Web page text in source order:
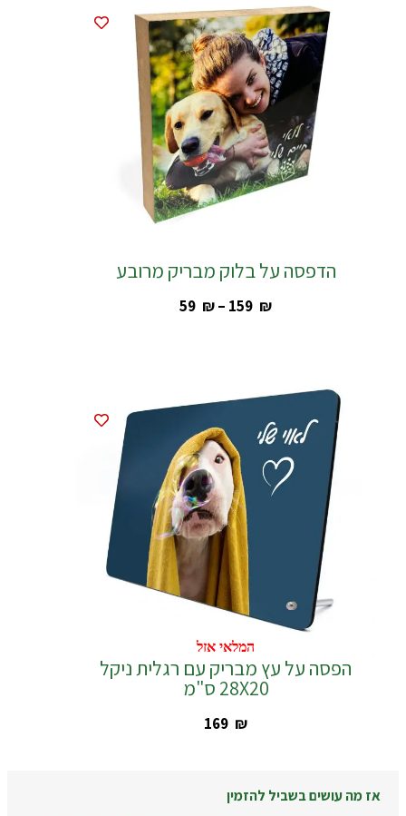
הדפסה על בלוק מבריק מרובע
‎59 ₪– ‎159 ₪
המלאי אזל
המלאי אזל
הפסה על עץ מבריק עם רגלית ניקל
28X20 ס"מ
‎169 ₪
אז מה עושים בשביל להזמין